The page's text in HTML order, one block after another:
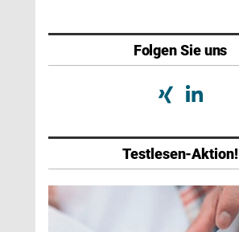
Folgen Sie uns
Testlesen-Aktion!